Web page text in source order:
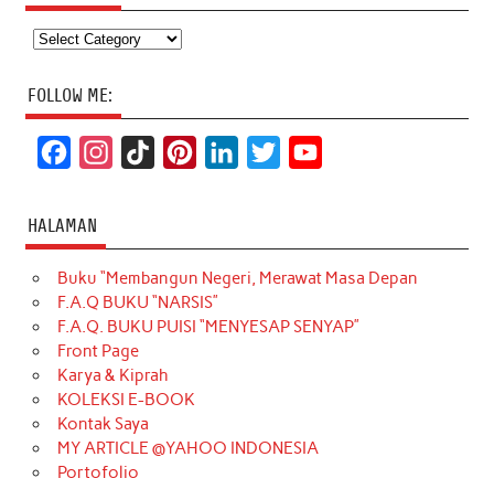
Categories
FOLLOW ME:
c
e
b
o
o
k
t
a
g
r
a
m
T
o
k
t
e
r
k
e
d
t
t
e
T
u
b
HALAMAN
Buku “Membangun Negeri, Merawat Masa Depan
F.A.Q BUKU “NARSIS”
F.A.Q. BUKU PUISI “MENYESAP SENYAP”
Front Page
Karya & Kiprah
KOLEKSI E-BOOK
Kontak Saya
MY ARTICLE @YAHOO INDONESIA
Portofolio